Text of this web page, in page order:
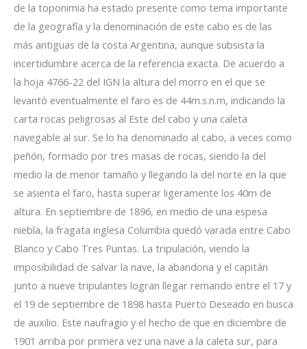
de la toponimia ha estado presente como tema importante
de la geografía y la denominación de este cabo es de las
más antiguas de la costa Argentina, aunque subsista la
incertidumbre acerca de la referencia exacta. De acuerdo a
la hoja 4766-22 del IGN la altura del morro en el que se
levantó eventualmente el faro es de 44m.s.n.m, indicando la
carta rocas peligrosas al Este del cabo y una caleta
navegable al sur. Se lo ha denominado al cabo, a veces como
peñón, formado por tres masas de rocas, siendo la del
medio la de menor tamaño y llegando la del norte en la que
se asienta el faro, hasta superar ligeramente los 40m de
altura. En septiembre de 1896, en medio de una espesa
niebla, la fragata inglesa Columbia quedó varada entre Cabo
Blanco y Cabo Tres Puntas. La tripulación, viendo la
imposibilidad de salvar la nave, la abandona y el capitán
junto a nueve tripulantes logran llegar remando entre el 17 y
el 19 de septiembre de 1898 hasta Puerto Deseado en busca
de auxilio. Este naufragio y el hecho de que en diciembre de
1901 arriba por primera vez una nave a la caleta sur, para